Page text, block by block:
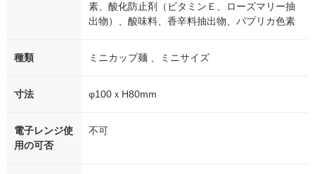
素、酸化防止剤（ビタミンＥ、ローズマリー抽
出物）、酸味料、香辛料抽出物、パプリカ色素
種類 ミニカップ麺 、ミニサイズ
寸法 φ100ｘH80mm
電子レンジ使
用の可否
不可